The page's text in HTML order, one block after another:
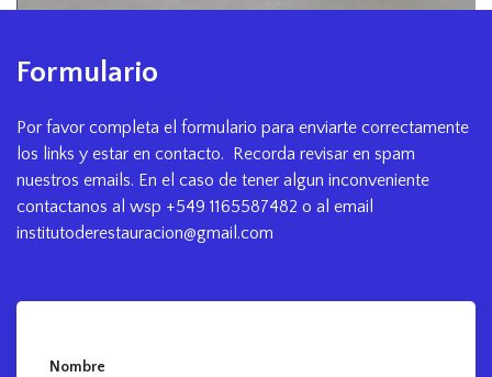
Formulario
Por favor completa el formulario para enviarte correctamente
los links y estar en contacto. Recorda revisar en spam
nuestros emails. En el caso de tener algun inconveniente
contactanos al wsp +549 1165587482 o al email
institutoderestauracion@gmail.com
Nombre